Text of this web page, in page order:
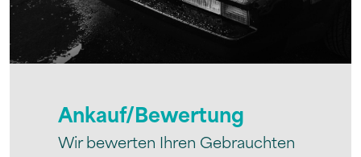
Ankauf/Bewertung
Wir bewerten Ihren Gebrauchten